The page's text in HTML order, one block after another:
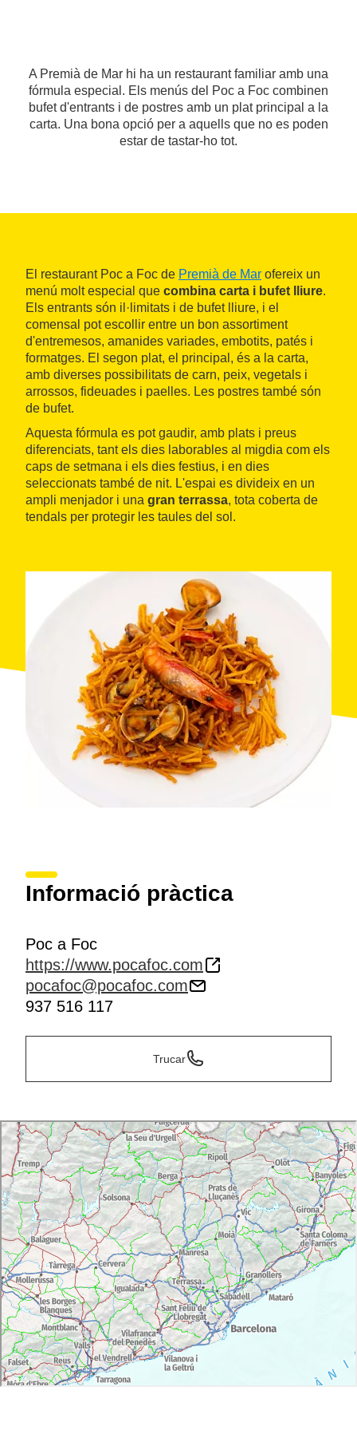
A Premià de Mar hi ha un restaurant familiar amb una
fórmula especial. Els menús del Poc a Foc combinen
bufet d'entrants i de postres amb un plat principal a la
carta. Una bona opció per a aquells que no es poden
estar de tastar-ho tot.
El restaurant Poc a Foc de Premià de Mar ofereix un
menú molt especial que combina carta i bufet lliure.
Els entrants són il·limitats i de bufet lliure, i el
comensal pot escollir entre un bon assortiment
d'entremesos, amanides variades, embotits, patés i
formatges. El segon plat, el principal, és a la carta,
amb diverses possibilitats de carn, peix, vegetals i
arrossos, fideuades i paelles. Les postres també són
de bufet.
Aquesta fórmula es pot gaudir, amb plats i preus
diferenciats, tant els dies laborables al migdia com els
caps de setmana i els dies festius, i en dies
seleccionats també de nit. L'espai es divideix en un
ampli menjador i una gran terrassa, tota coberta de
tendals per protegir les taules del sol.
Informació pràctica
Poc a Foc
https://www.pocafoc.com
pocafoc@pocafoc.com
937 516 117
Trucar